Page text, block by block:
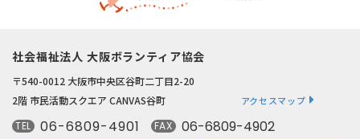
社会福祉法人 大阪ボランティア協会
〒540-0012 大阪市中央区谷町二丁目2-20
2階 市民活動スクエア CANVAS谷町
アクセスマップ
TEL 06-6809-4901 FAX 06-6809-4902